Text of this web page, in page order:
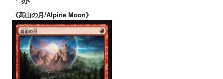
《高山の月/Alpine Moon》